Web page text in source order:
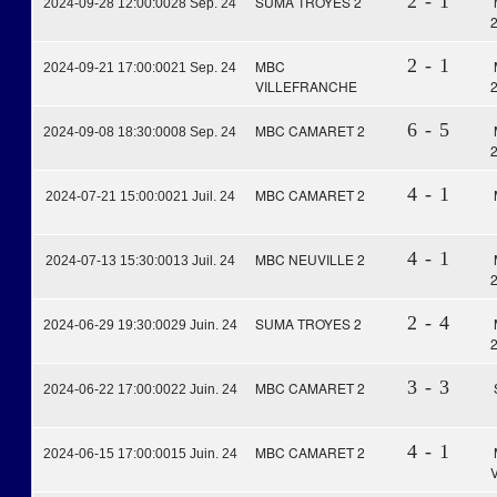
2024-09-28 12:00:0028 Sep. 24
2
2024-09-21 17:00:0021 Sep. 24
MBC
VILLEFRANCHE
2 - 1
2
2024-09-08 18:30:0008 Sep. 24 MBC CAMARET 2 6 - 5
2
2024-07-21 15:00:0021 Juil. 24 MBC CAMARET 2 4 - 1
2024-07-13 15:30:0013 Juil. 24 MBC NEUVILLE 2 4 - 1
2
2024-06-29 19:30:0029 Juin. 24 SUMA TROYES 2 2 - 4
2
2024-06-22 17:00:0022 Juin. 24 MBC CAMARET 2 3 - 3
2024-06-15 17:00:0015 Juin. 24 MBC CAMARET 2 4 - 1